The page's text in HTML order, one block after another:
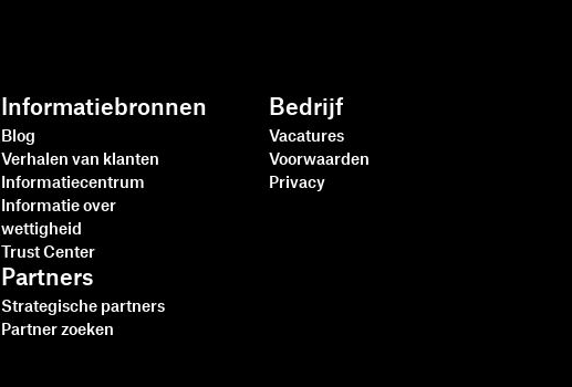
Informatiebronnen
Blog
Verhalen van klanten
Informatiecentrum
Informatie over
wettigheid
Trust Center
Partners
Strategische partners
Partner zoeken
Bedrijf
Vacatures
Voorwaarden
Privacy